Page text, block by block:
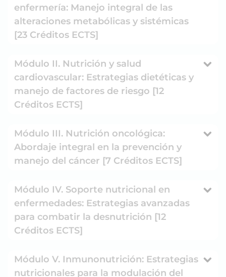
enfermería: Manejo integral de las
alteraciones metabólicas y sistémicas
[23 Créditos ECTS]
Módulo II. Nutrición y salud
cardiovascular: Estrategias dietéticas y
manejo de factores de riesgo [12
Créditos ECTS]
Módulo III. Nutrición oncológica:
Abordaje integral en la prevención y
manejo del cáncer [7 Créditos ECTS]
Módulo IV. Soporte nutricional en
enfermedades: Estrategias avanzadas
para combatir la desnutrición [12
Créditos ECTS]
Módulo V. Inmunonutrición: Estrategias
nutricionales para la modulación del